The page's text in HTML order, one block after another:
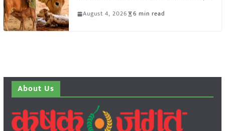
August 4, 2026 6 min read
About Us